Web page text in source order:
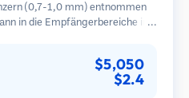
(0,7-1,0 mm) entnommen
in die Empfängerbereiche in
$5,050
$2.4